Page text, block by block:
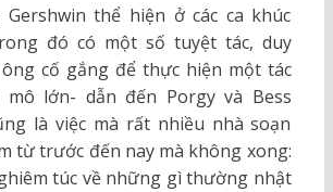
Gershwin thể hiện ở các ca khúc
đó có một số tuyệt tác, duy
cố gắng để thực hiện một tác
mô lớn- dẫn đến Porgy và Bess
là việc mà rất nhiều nhà soạn
từ trước đến nay mà không xong:
túc về những gì thường nhật